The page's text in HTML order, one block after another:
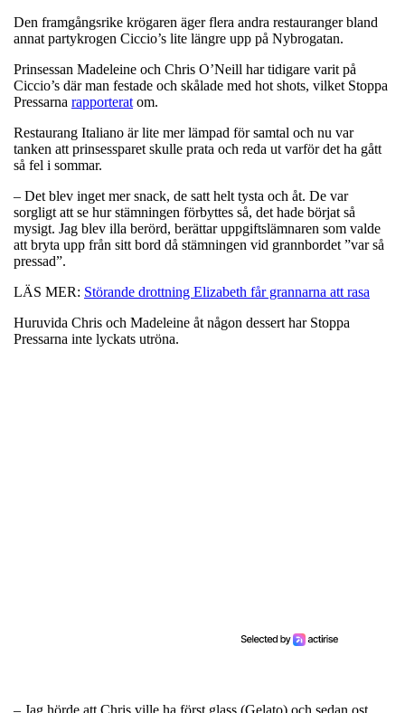
Den framgångsrike krögaren äger flera andra restauranger bland
annat partykrogen Ciccio’s lite längre upp på Nybrogatan.
Prinsessan Madeleine och Chris O’Neill har tidigare varit på
Ciccio’s där man festade och skålade med hot shots, vilket Stoppa
Pressarna rapporterat om.
Restaurang Italiano är lite mer lämpad för samtal och nu var
tanken att prinsessparet skulle prata och reda ut varför det ha gått
så fel i sommar.
– Det blev inget mer snack, de satt helt tysta och åt. De var
sorgligt att se hur stämningen förbyttes så, det hade börjat så
mysigt. Jag blev illa berörd, berättar uppgiftslämnaren som valde
att bryta upp från sitt bord då stämningen vid grannbordet ”var så
pressad”.
LÄS MER: Störande drottning Elizabeth får grannarna att rasa
Huruvida Chris och Madeleine åt någon dessert har Stoppa
Pressarna inte lyckats utröna.
– Jag hörde att Chris ville ha först glass (Gelato) och sedan ost